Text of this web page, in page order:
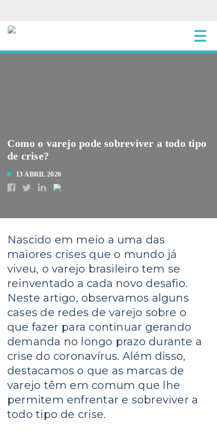
Como o varejo pode sobreviver a todo tipo
de crise?
13 ABRIL 2020
Nascido em meio a uma das
maiores crises que o mundo já
viveu, o varejo brasileiro tem se
reinventado a cada novo desafio.​​
Neste artigo, observamos alguns
cases de redes de varejo sobre o
que fazer para continuar gerando
demanda no longo prazo durante a
crise do coronavírus. Além disso,
destacamos o que as marcas de
varejo têm em comum que lhe
permitem enfrentar e sobreviver a
todo tipo de crise.​